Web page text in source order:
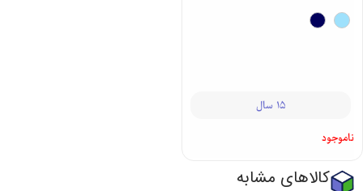
15 سال
ناموجود
کالاهای مشابه